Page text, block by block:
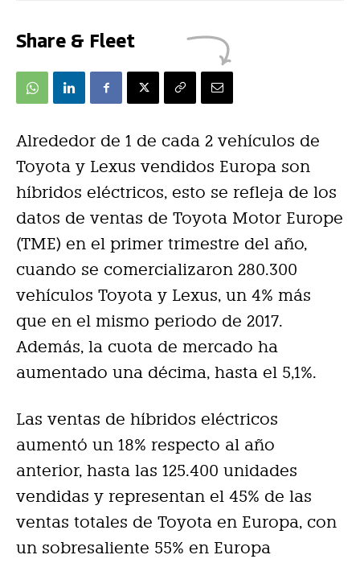
Share & Fleet
Alrededor de 1 de cada 2 vehículos de
Toyota y Lexus vendidos Europa son
híbridos eléctricos, esto se refleja de los
datos de ventas de Toyota Motor Europe
(TME) en el primer trimestre del año,
cuando se comercializaron 280.300
vehículos Toyota y Lexus, un 4% más
que en el mismo periodo de 2017.
Además, la cuota de mercado ha
aumentado una décima, hasta el 5,1%.
Las ventas de híbridos eléctricos
aumentó un 18% respecto al año
anterior, hasta las 125.400 unidades
vendidas y representan el 45% de las
ventas totales de Toyota en Europa, con
un sobresaliente 55% en Europa